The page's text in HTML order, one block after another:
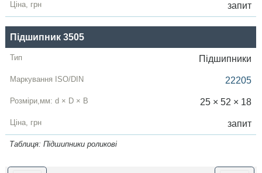
запит
Підшипник 3505
Підшипники
22205
25 × 52 × 18
запит
Таблиця: Підшипники роликові